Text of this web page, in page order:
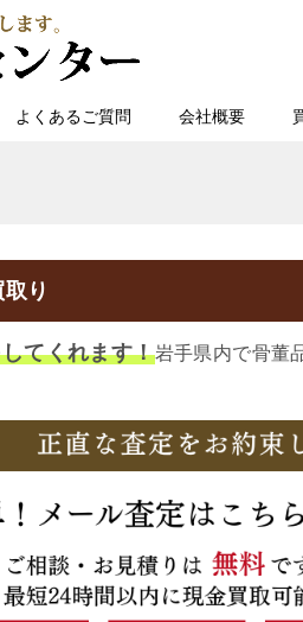
よくあるご質問 会社概要
り
てくれます！岩手県内で骨董